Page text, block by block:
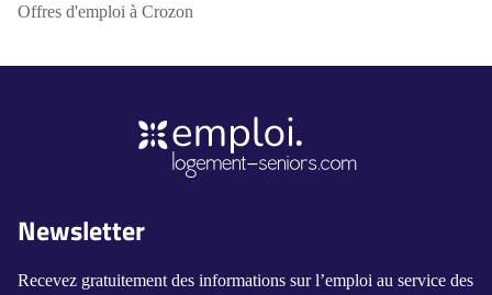
Offres d'emploi à Crozon
Newsletter
Recevez gratuitement des informations sur l’emploi au service des